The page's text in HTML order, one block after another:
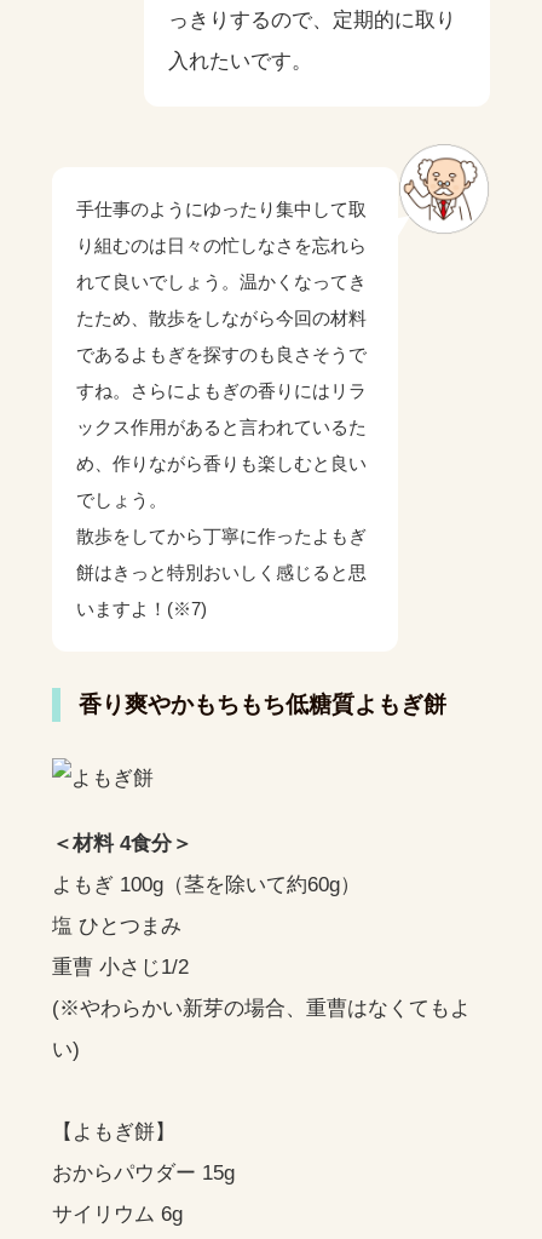
っきりするので、定期的に取り
入れたいです。
手仕事のようにゆったり集中して取
り組むのは日々の忙しなさを忘れら
れて良いでしょう。温かくなってき
たため、散歩をしながら今回の材料
であるよもぎを探すのも良さそうで
すね。さらによもぎの香りにはリラ
ックス作用があると言われているた
め、作りながら香りも楽しむと良い
でしょう。
散歩をしてから丁寧に作ったよもぎ
餅はきっと特別おいしく感じると思
いますよ！(※7)
香り爽やかもちもち低糖質よもぎ餅
＜材料 4食分＞
よもぎ 100g（茎を除いて約60g）
塩 ひとつまみ
重曹 小さじ1/2
(※やわらかい新芽の場合、重曹はなくてもよ
い)
【よもぎ餅】
おからパウダー 15g
サイリウム 6g